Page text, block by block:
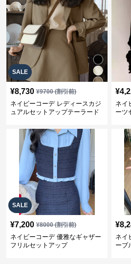
SALE
¥8,730 ¥9700(割引前)
ネイビーコーデ レディースカジ
ュアルセットアップテーラード
¥
ネイ
ーツ
SALE
¥7,200 ¥8000(割引前)
ネイビーコーデ 優雅なギャザー
フリルセットアップ
¥
ネイ
ーブ